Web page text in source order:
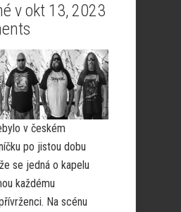
v okt 13, 2023
v českém
po jistou dobu
se jedná o kapelu
každému
Na scénu